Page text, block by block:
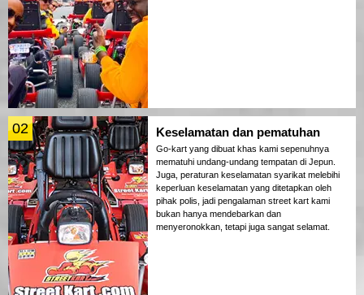
02 Keselamatan dan pematuhan
Go-kart yang dibuat khas kami sepenuhnya
mematuhi undang-undang tempatan di Jepun.
Juga, peraturan keselamatan syarikat melebihi
keperluan keselamatan yang ditetapkan oleh
pihak polis, jadi pengalaman street kart kami
bukan hanya mendebarkan dan
menyeronokkan, tetapi juga sangat selamat.